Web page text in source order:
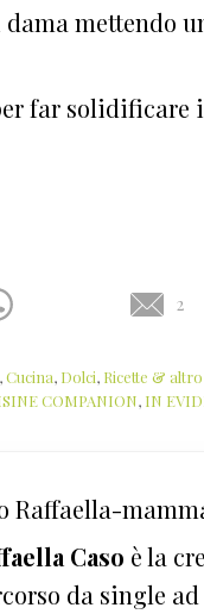
mettendo
far solidificare
2
,Cucina, Dolci, Ricette & altro
COMPANION, IN
Raffaella-
Caso è la
da single